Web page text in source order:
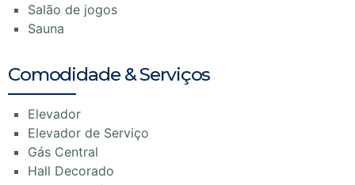
Salão de jogos
Sauna
Comodidade & Serviços
Elevador
Elevador de Serviço
Gás Central
Hall Decorado